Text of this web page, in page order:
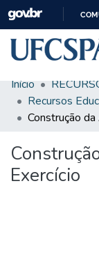
Comunidades &
Busca Facetada
Estatísticas
Autoarquivamento
Início
Exercício